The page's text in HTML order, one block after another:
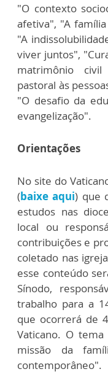
"O contexto
afetiva", "A
"A
viver juntos",
matrimônio
pastoral às
"O desafio da
evangelização".
Orientações
No site do
(baixe aqui) que
estudos nas
local ou
contribuições e
coletado nas
esse conteúdo
Sínodo,
trabalho para a
que ocorrerá de
Vaticano. O
missão da
contemporâneo".